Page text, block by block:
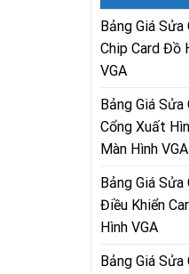
Bảng Giá
Chip Card Đồ
VGA
Bảng Giá
Cổng Xuất
Màn Hình VGA
Bảng Giá
Điều Khiển
Hình VGA
Bảng Giá